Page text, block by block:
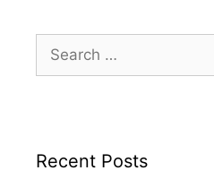
for:
Recent Posts